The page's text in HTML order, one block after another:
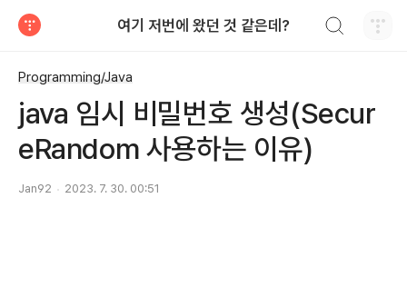
여기 저번에 왔던 것 같은데?
Programming/Java
java 임시 비밀번호 생성(Secur
eRandom 사용하는 이유)
Jan92 2023. 7. 30. 00:51